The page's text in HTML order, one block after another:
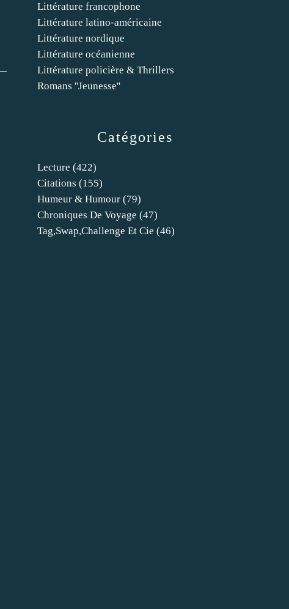
Catégories
Lecture (422)
Citations (155)
Humeur & Humour (79)
Chroniques De Voyage (47)
Tag,swap,challenge Et Cie (46)
Littérature francophone
Littérature latino-américaine
Littérature nordique
Littérature océanienne
Littérature policière & Thrillers
Romans ''Jeunesse''